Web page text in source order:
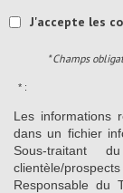
J'accepte les
* Champs
* :
Les informations
dans un fichier
Sous-traitant
clientèle/
Responsable du